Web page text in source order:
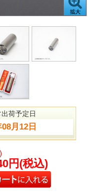
荷予定日
月12日
円(税込)